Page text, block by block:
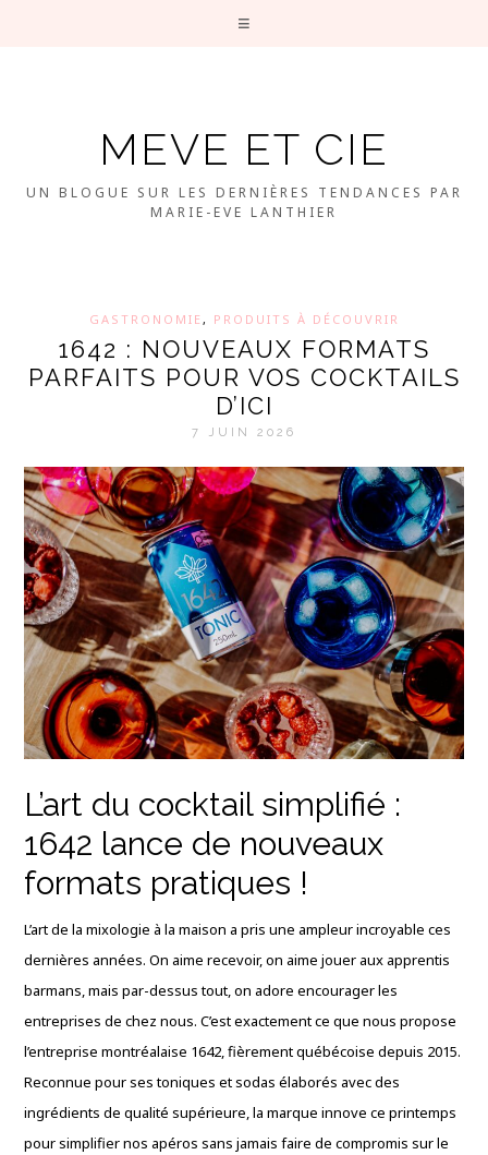
MEVE ET CIE
UN BLOGUE SUR LES DERNIÈRES TENDANCES PAR
MARIE-EVE LANTHIER
GASTRONOMIE, PRODUITS À DÉCOUVRIR
1642 : NOUVEAUX FORMATS
PARFAITS POUR VOS COCKTAILS
D’ICI
7 JUIN 2026
L’art du cocktail simplifié :
1642 lance de nouveaux
formats pratiques !
L’art de la mixologie à la maison a pris une ampleur incroyable ces
dernières années. On aime recevoir, on aime jouer aux apprentis
barmans, mais par-dessus tout, on adore encourager les
entreprises de chez nous. C’est exactement ce que nous propose
l’entreprise montréalaise 1642, fièrement québécoise depuis 2015.
Reconnue pour ses toniques et sodas élaborés avec des
ingrédients de qualité supérieure, la marque innove ce printemps
pour simplifier nos apéros sans jamais faire de compromis sur le